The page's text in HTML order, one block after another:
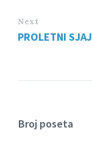
Next
PROLETNI SJAJ
Broj poseta